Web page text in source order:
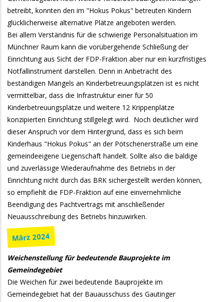
betreibt, konnten den im "Hokus Pokus" betreuten Kindern
glücklicherweise alternative Plätze angeboten werden.
Bei allem Verständnis für die schwierige Personalsituation im
Münchner Raum kann die vorübergehende Schließung der
Einrichtung aus Sicht der FDP-Fraktion aber nur ein kurzfristiges
Notfallinstrument darstellen. Denn in Anbetracht des
beständigen Mangels an Kinderbetreuungsplätzen ist es nicht
vermittelbar, dass die Infrastruktur einer für 50
Kinderbetreuungsplätze und weitere 12 Krippenplätze
konzipierten Einrichtung stillgelegt wird. Noch deutlicher wird
dieser Anspruch vor dem Hintergrund, dass es sich beim
Kinderhaus "Hokus Pokus" an der Pötschenerstraße um eine
gemeindeeigene Liegenschaft handelt. Sollte also die baldige
und zuverlässige Wiederaufnahme des Betriebs in der
Einrichtung nicht durch das BRK sichergestellt werden können,
so empfiehlt die FDP-Fraktion auf eine einvernehmliche
Beendigung des Pachtvertrags mit anschließender
Neuausschreibung des Betriebs hinzuwirken.
März 2024
Weichenstellung für bedeutende Bauprojekte im
Gemeindegebiet
Die Weichen für zwei bedeutende Bauprojekte im
Gemeindegebiet hat der Bauausschuss des Gautinger